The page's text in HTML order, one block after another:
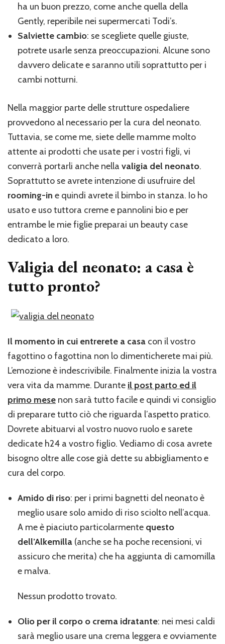
ha un buon prezzo, come anche quella della
Gently, reperibile nei supermercati Todi’s.
Salviette cambio: se scegliete quelle giuste,
potrete usarle senza preoccupazioni. Alcune sono
davvero delicate e saranno utili soprattutto per i
cambi notturni.
Nella maggior parte delle strutture ospedaliere
provvedono al necessario per la cura del neonato.
Tuttavia, se come me, siete delle mamme molto
attente ai prodotti che usate per i vostri figli, vi
converrà portarli anche nella valigia del neonato.
Soprattutto se avrete intenzione di usufruire del
rooming-in e quindi avrete il bimbo in stanza. Io ho
usato e uso tuttora creme e pannolini bio e per
entrambe le mie figlie preparai un beauty case
dedicato a loro.
Valigia del neonato: a casa è
tutto pronto?
Il momento in cui entrerete a casa con il vostro
fagottino o fagottina non lo dimenticherete mai più.
L’emozione è indescrivibile. Finalmente inizia la vostra
vera vita da mamme. Durante il post parto ed il
primo mese non sarà tutto facile e quindi vi consiglio
di preparare tutto ciò che riguarda l’aspetto pratico.
Dovrete abituarvi al vostro nuovo ruolo e sarete
dedicate h24 a vostro figlio. Vediamo di cosa avrete
bisogno oltre alle cose già dette su abbigliamento e
cura del corpo.
Amido di riso: per i primi bagnetti del neonato è
meglio usare solo amido di riso sciolto nell’acqua.
A me è piaciuto particolarmente questo
dell’Alkemilla (anche se ha poche recensioni, vi
assicuro che merita) che ha aggiunta di camomilla
e malva.
Nessun prodotto trovato.
Olio per il corpo o crema idratante: nei mesi caldi
sarà meglio usare una crema leggera e ovviamente